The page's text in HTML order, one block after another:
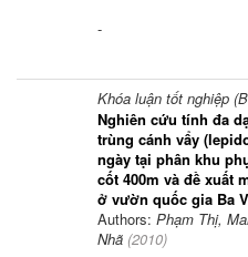
-
Khóa luận tốt nghiệp
Nghiên cứu tính đa
trùng cánh vẩy
ngày tại phân khu
cốt 400m và đề xuất
ở vườn quốc gia Ba
Authors: Phạm Thị,
Nhã (2010)